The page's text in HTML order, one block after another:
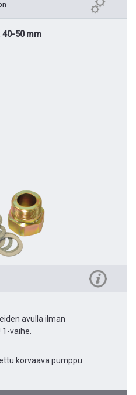
40-50 mm
avulla ilman
vaihe.
korvaava pumppu.